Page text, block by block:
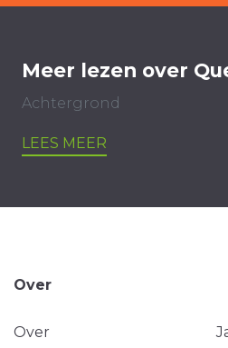
Meer lezen over
Achtergrond
LEES MEER
Over
Over